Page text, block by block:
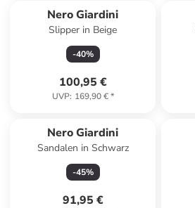
Nero Giardini
Slipper in Beige
-40%
100,95 €
UVP: 169,90 €*
Nero Giardini
Sandalen in Schwarz
-45%
91,95 €